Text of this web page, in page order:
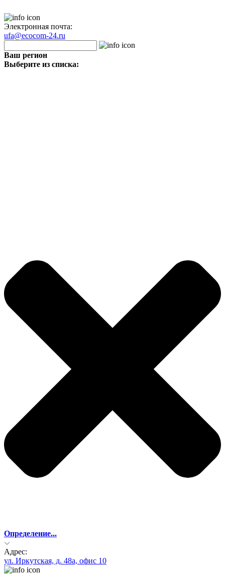
Электронная почта:
ufa@ecocom-24.ru
Ваш регион
Выберите из списка:
Определение...
Адрес:
ул. Иркутская, д. 48а, офис 10